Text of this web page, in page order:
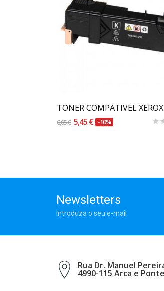
6,05 € 5,45 € -10%
Newsletters
Introduza o seu e-mail
Rua Dr. Manuel
4990-115 Arca e